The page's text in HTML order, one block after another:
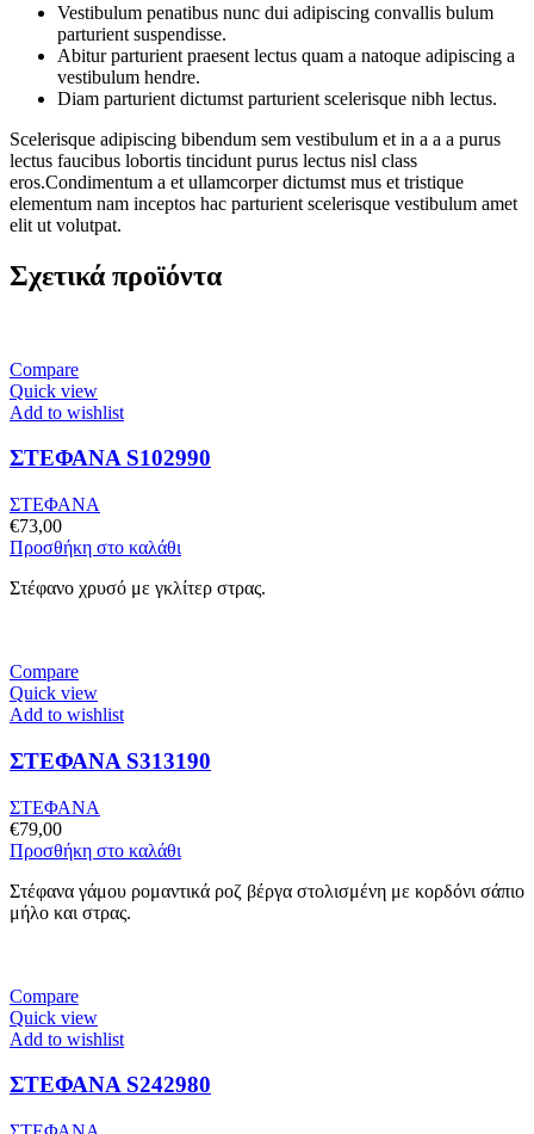
Vestibulum penatibus nunc dui adipiscing convallis bulum
parturient suspendisse.
Abitur parturient praesent lectus quam a natoque adipiscing a
vestibulum hendre.
Diam parturient dictumst parturient scelerisque nibh lectus.
Scelerisque adipiscing bibendum sem vestibulum et in a a a purus
lectus faucibus lobortis tincidunt purus lectus nisl class
eros.Condimentum a et ullamcorper dictumst mus et tristique
elementum nam inceptos hac parturient scelerisque vestibulum amet
elit ut volutpat.
Σχετικά προϊόντα
Compare
Quick view
Add to wishlist
ΣΤΕΦΑΝΑ S102990
ΣΤΕΦΑΝΑ
€73,00
Προσθήκη στο καλάθι
Στέφανο χρυσό με γκλίτερ στρας.
Compare
Quick view
Add to wishlist
ΣΤΕΦΑΝΑ S313190
ΣΤΕΦΑΝΑ
€79,00
Προσθήκη στο καλάθι
Στέφανα γάμου ρομαντικά ροζ βέργα στολισμένη με κορδόνι σάπιο
μήλο και στρας.
Compare
Quick view
Add to wishlist
ΣΤΕΦΑΝΑ S242980